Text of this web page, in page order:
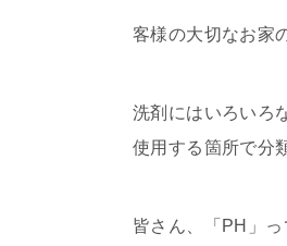
客様の大切なお家
洗剤にはいろいろ
使用する箇所で分
皆さん、「PH」